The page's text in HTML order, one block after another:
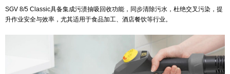
SGV 8/5 Classic具备集成污渍抽吸回收功能，同步清除污水，杜绝交叉污染，提
升作业安全与效率，尤其适用于食品加工、酒店餐饮等行业。